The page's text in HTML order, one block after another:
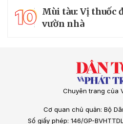
10 Mùi tàu: Vị thuốc
vườn nhà
Chuyên trang của
Cơ quan chủ quản: Bộ
Số giấy phép: 146/GP-